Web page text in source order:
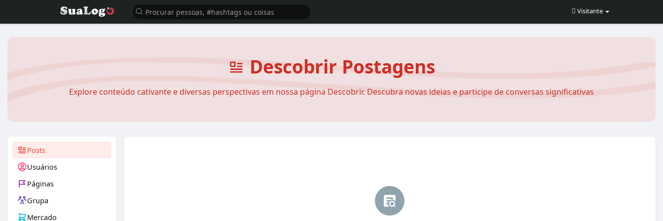
Visitante
Descobrir Postagens
Explore conteúdo cativante e diversas perspectivas em nossa página Descobrir. Descubra novas ideias e participe de conversas significativas
Posts
Usuários
Páginas
Grupa
Mercado